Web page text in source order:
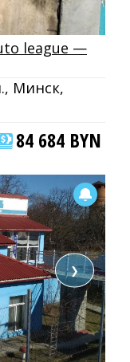
league —
Минск,
84 684 BYN
❯